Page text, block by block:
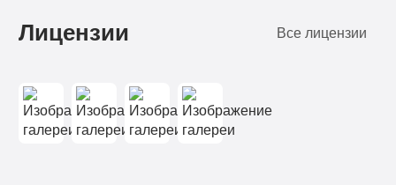
Лицензии Все лицензии